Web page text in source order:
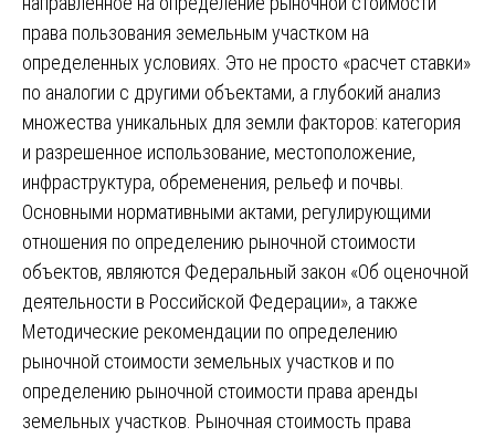
права пользования земельным участком на
определенных условиях. Это не просто «расчет ставки»
по аналогии с другими объектами, а глубокий анализ
множества уникальных для земли факторов: категория
и разрешенное использование, местоположение,
инфраструктура, обременения, рельеф и почвы.
Основными нормативными актами, регулирующими
отношения по определению рыночной стоимости
объектов, являются Федеральный закон «Об оценочной
деятельности в Российской Федерации», а также
Методические рекомендации по определению
рыночной стоимости земельных участков и по
определению рыночной стоимости права аренды
земельных участков. Рыночная стоимость права